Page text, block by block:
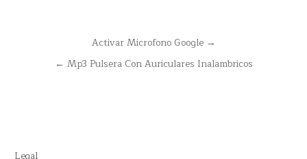
NavegaciónActivar Microfono Google →
← Mp3 Pulsera Con Auriculares Inalambricos
Legal